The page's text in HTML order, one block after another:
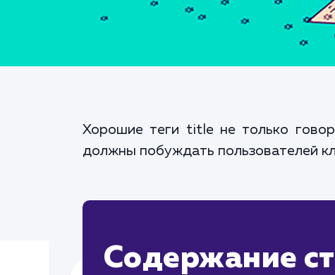
Хорошие теги title не только
должны побуждать пользователей
Содержание